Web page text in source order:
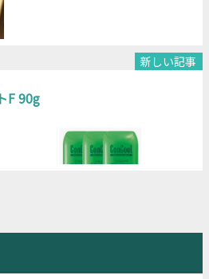
新しい記事
F 90g